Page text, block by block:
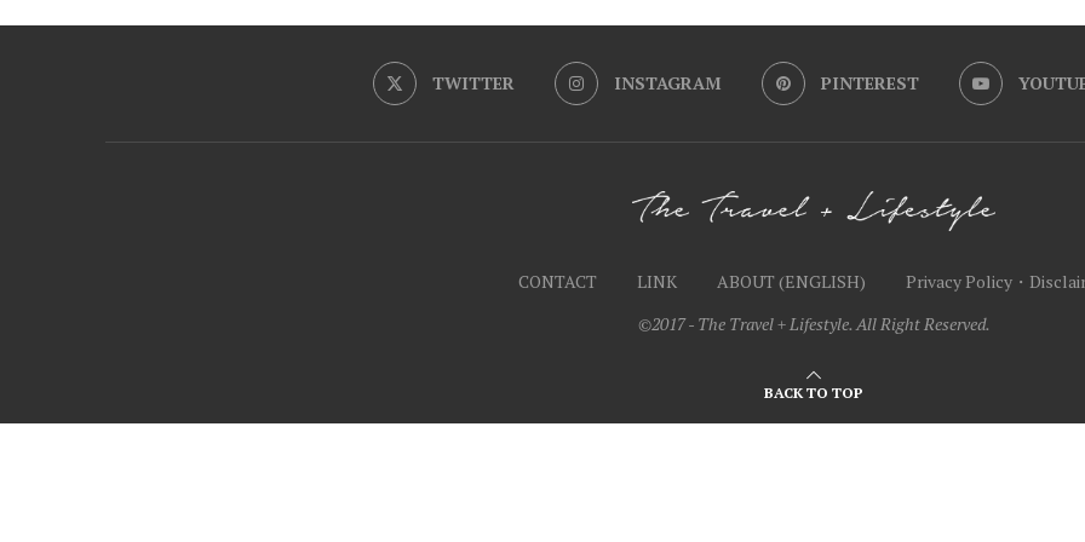
TWITTER INSTAGRAM PINTEREST
CONTACT LINK ABOUT (ENGLISH)
Privacy Policy・
©2017 - The Travel + Lifestyle. All Right Reserved.
BACK TO TOP